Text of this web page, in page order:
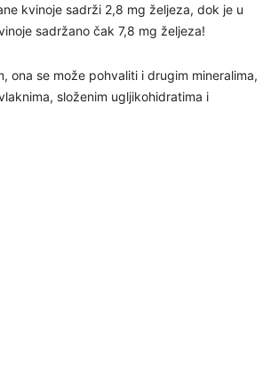
kvinoje sadrži 2,8 mg željeza, dok je u
sadržano čak 7,8 mg željeza!
ona se može pohvaliti i drugim mineralima,
složenim ugljikohidratima i